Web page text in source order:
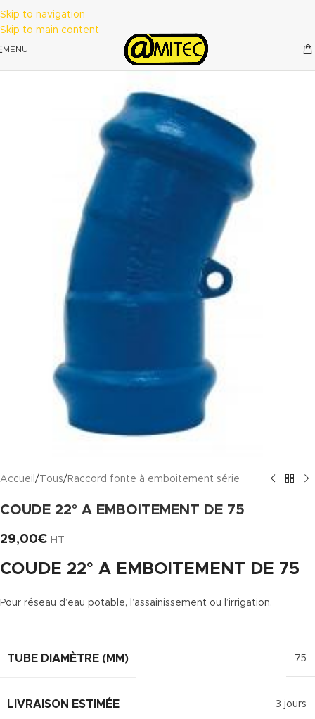
Skip to navigation
Skip to main content
MENU
Accueil /Tous/ Raccord fonte à emboitement série
COUDE 22° A EMBOITEMENT DE 75
29,00€ HT
COUDE 22° A EMBOITEMENT DE 75
Pour réseau d’eau potable, l’assainissement ou l’irrigation.
TUBE DIAMÈTRE (MM) 75
LIVRAISON ESTIMÉE 3 jours